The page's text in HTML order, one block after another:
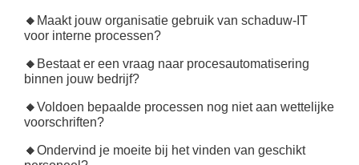
🔸 Maakt jouw organisatie gebruik van schaduw-IT
voor interne processen?
🔸 Bestaat er een vraag naar procesautomatisering
binnen jouw bedrijf?
🔸Voldoen bepaalde processen nog niet aan wettelijke
voorschriften?
🔸Ondervind je moeite bij het vinden van geschikt